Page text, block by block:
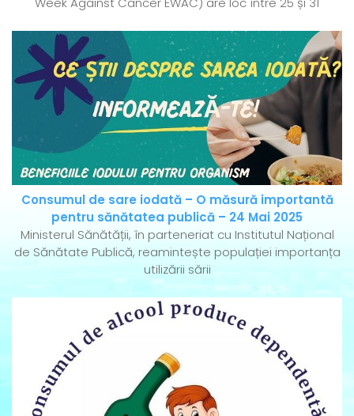
Consumul de sare iodată – O măsură importantă
pentru sănătatea publică – 24 Mai 2025
Ministerul Sănătății, în parteneriat cu Institutul Național
de Sănătate Publică, reamintește populației importanța
utilizării sării